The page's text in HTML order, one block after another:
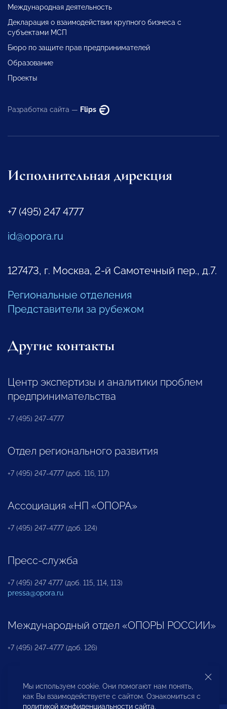
Международная деятельность
Декларация о взаимодействии крупного бизнеса с
субъектами МСП
Бюро по защите прав предпринимателей
Образование
Проекты
Разработка сайта — Flips
Исполнительная дирекция
+7 (495) 247 4777
id@opora.ru
127473, г. Москва, 2-й Самотечный пер., д.7.
Региональные отделения
Представители за рубежом
Другие контакты
Центр экспертизы и аналитики проблем
предпринимательства
+7 (495) 247-4777
Отдел регионального развития
+7 (495) 247-4777 (доб. 116, 117)
Ассоциация «НП «ОПОРА»
+7 (495) 247-4777 (доб. 124)
Пресс-служба
+7 (495) 247 4777 (доб. 115, 114, 113)
pressa@opora.ru
Международный отдел «ОПОРЫ РОССИИ»
+7 (495) 247-4777 (доб. 126)
Бюро по защите прав предпринимателей и
инвесторов
Мы используем cookie. Они помогают нам понять,
как Вы взаимодействуете с сайтом. Ознакомиться с
политикой конфиденциальности сайта.